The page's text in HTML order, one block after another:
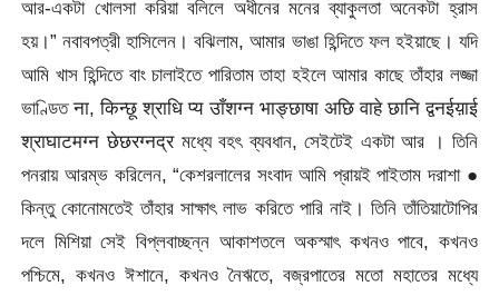
আর-একটা খোলসা করিয়া বলিলে অধীনের মনের ব্যাকুলতা অনেকটা হ্রাস
হয়।” নবাবপত্রী হাসিলেন। বঝিলাম, আমার ভাঙা হিন্দিতে ফল হইয়াছে। যদি
আমি খাস হিন্দিতে বাং চালাইতে পারিতাম তাহা হইলে আমার কাছে তাঁহার লজ্জা
ভাণ্ডিত ना, किन्छू श्राधि प्य उाँशग्न भाङ्छाषा अछि वाहे छानि द्वनईय़ाई
श्राघाटमग्न छेछरग्नद्र মধ্যে বহৎ ব্যবধান, সেইটেই একটা আর । তিনি
পনরায় আরম্ভ করিলেন, “কেশরলালের সংবাদ আমি প্রায়ই পাইতামদরাশা ●
কিন্তু কোনোমতেই তাঁহার সাক্ষাৎ লাভ করিতে পারি নাই। তিনি তাঁতিয়াটোপির
দলে মিশিয়া সেই বিপ্লবাচ্ছন্ন আকাশতলে অকস্মাৎ কখনও পাবে, কখনও
পশ্চিমে, কখনও ঈশানে, কখনও নৈঋতে, বজ্রপাতের মতো মহাতের মধ্যে